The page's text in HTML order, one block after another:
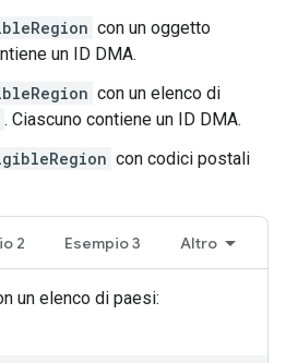
con un oggetto
un ID DMA.
con un elenco di
. Ciascuno contiene un ID DMA.
con codici postali
2 Esempio 3 Altro
un elenco di paesi: